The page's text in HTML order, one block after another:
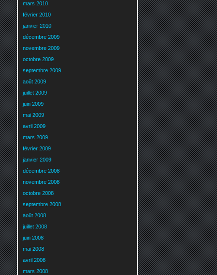
mars 2010
février 2010
janvier 2010
décembre 2009
novembre 2009
octobre 2009
septembre 2009
août 2009
juillet 2009
juin 2009
mai 2009
avril 2009
mars 2009
février 2009
janvier 2009
décembre 2008
novembre 2008
octobre 2008
septembre 2008
août 2008
juillet 2008
juin 2008
mai 2008
avril 2008
mars 2008